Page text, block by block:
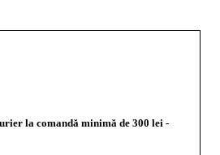
la comandă minimă de 300 lei -